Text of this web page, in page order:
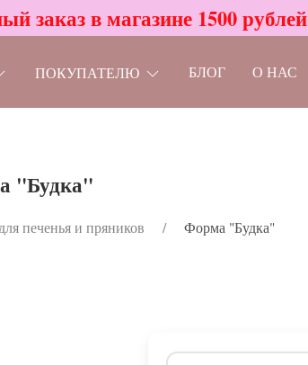
заказ в магазине 1500 рублей
ПОКУПАТЕЛЮ БЛОГ О НАС
"Будка"
печенья и пряников Форма "Будка"